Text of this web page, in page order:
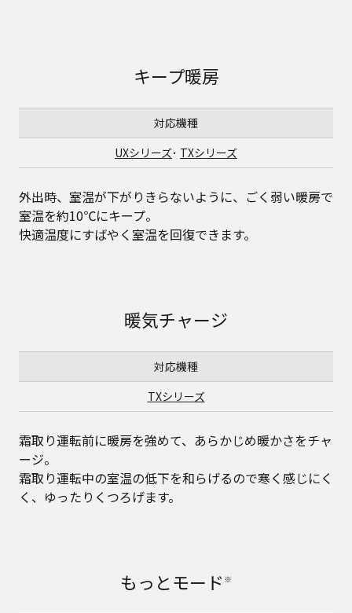
キープ暖房
対応機種
UXシリーズ･ TXシリーズ
外出時、室温が下がりきらないように、ごく弱い暖房で
室温を約10℃にキープ。
快適温度にすばやく室温を回復できます。
暖気チャージ
対応機種
TXシリーズ
霜取り運転前に暖房を強めて、あらかじめ暖かさをチャ
ージ。
霜取り運転中の室温の低下を和らげるので寒く感じにく
く、ゆったりくつろげます。
もっとモード ※